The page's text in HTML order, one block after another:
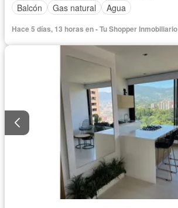
Balcón
Gas natural Agua
Hace 5 días, 13 horas en - Tu Shopper Inmobiliario